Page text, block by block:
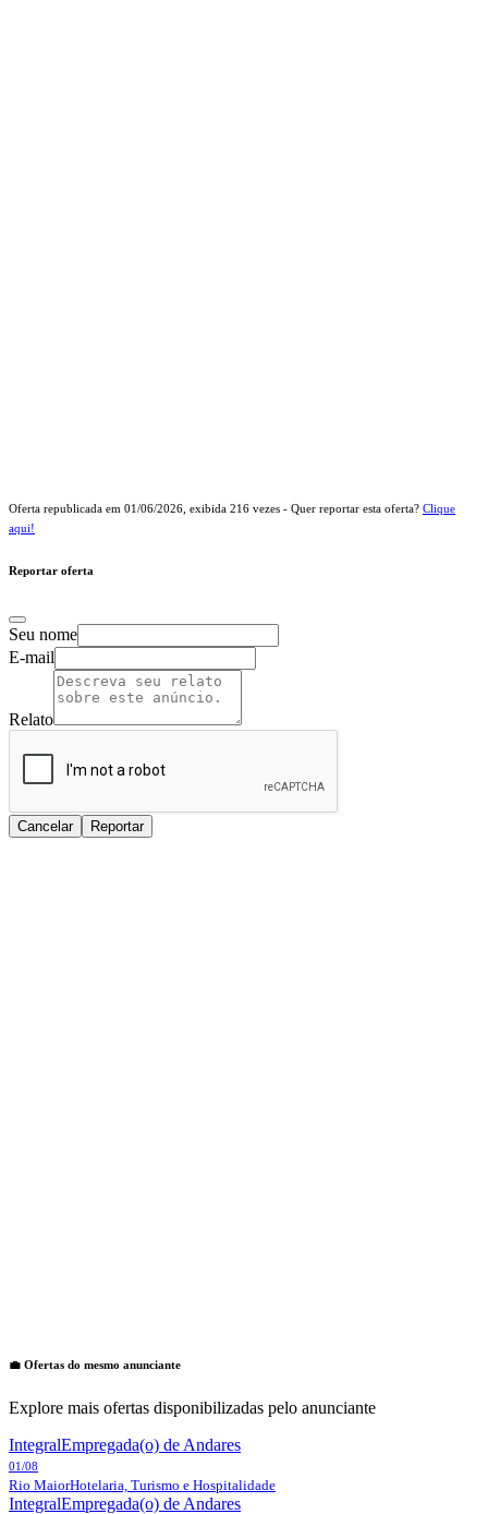
Oferta republicada em 01/06/2026 , exibida 216 vezes - Quer reportar esta oferta? Clique
aqui!
Reportar oferta
Seu nome
E-mail
Relato
Cancelar Reportar
💼 Ofertas do mesmo anunciante
Explore mais ofertas disponibilizadas pelo anunciante
IntegralEmpregada(o) de Andares
01/08
Rio MaiorHotelaria, Turismo e Hospitalidade
IntegralEmpregada(o) de Andares